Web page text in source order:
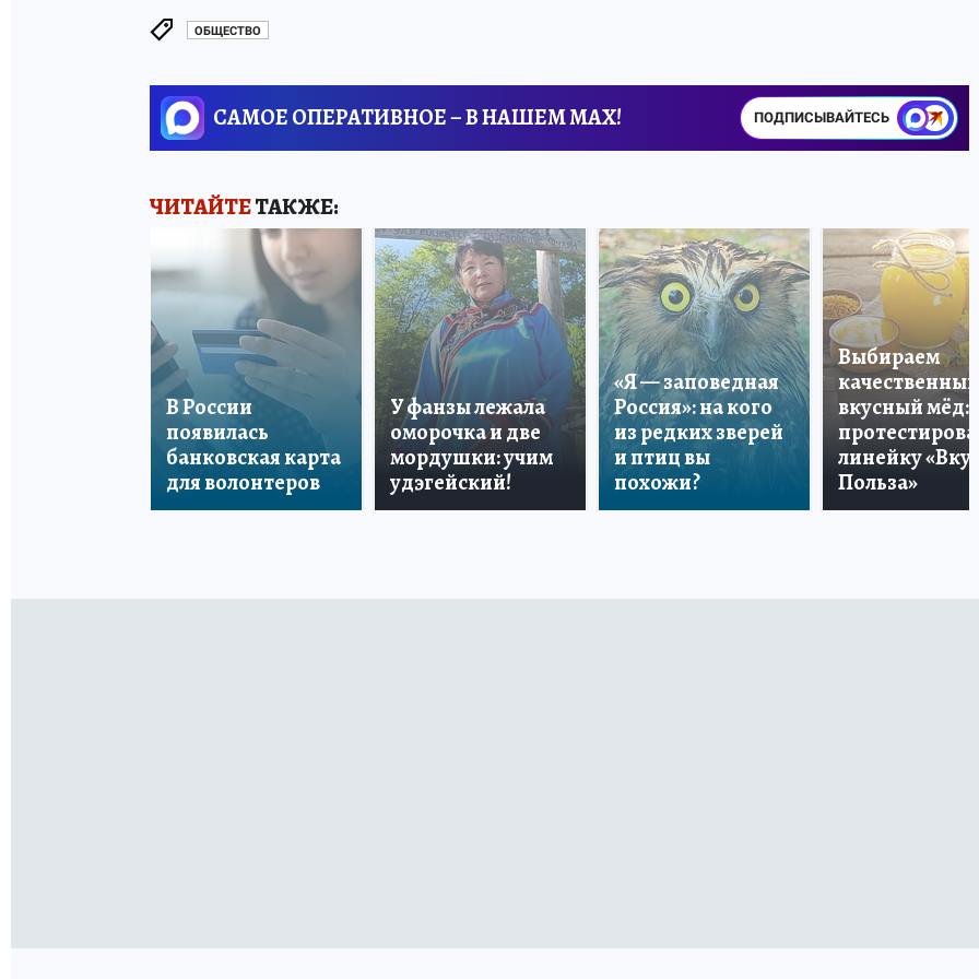
ОБЩЕСТВО
САМОЕ ОПЕРАТИВНОЕ – В НАШЕМ MAX! ПОДПИСЫВАЙТЕСЬ
ЧИТАЙТЕТАКЖЕ:
В России
появилась
банковская карта
для волонтеров
У фанзы лежала
оморочка и две
мордушки: учим
удэгейский!
«Я — заповедная
Россия»: на кого
из редких зверей
и птиц вы
похожи?
Выбираем
качественный
вкусный мёд:
линейку «Вкус
Польза»